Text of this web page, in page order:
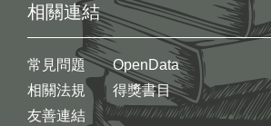
相關連結
常見問題
相關法規
友善連結
OpenData
得獎書目